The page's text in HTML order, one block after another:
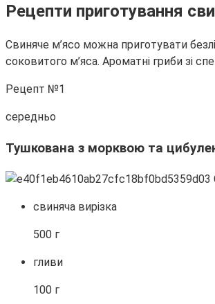
Рецепти приготування
Свиняче м’ясо можна приготувати
соковитого м’яса. Ароматні гриби зі
Рецепт №1
середньо
Тушкована з морквою та
свиняча вирізка
500 г
гливи
100 г